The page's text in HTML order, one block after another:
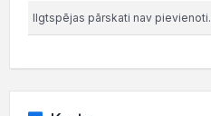
Ilgtspējas pārskati nav pievienoti.